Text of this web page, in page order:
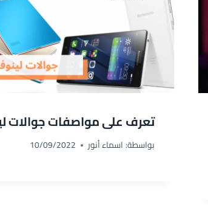
تعرف على مواصفات جوالات
بواسطة: اسماء أنور 10/09/2022